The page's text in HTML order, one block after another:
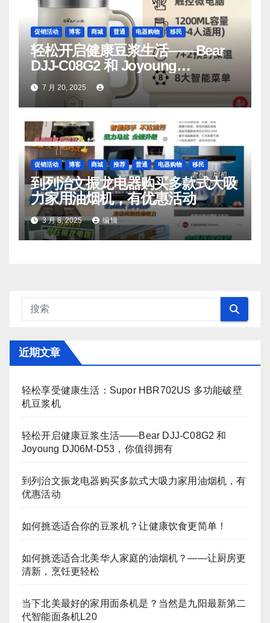
促销活动 博客 商城 普通 电器购物 移民
轻松开启健康豆浆生活——Bear
DJJ‑C08G2 和 Joyoung
DJ06M‑D53，你值得拥有
7 月 20, 2025
促销活动 博客 商城 推荐 普通 电器购物 移民
到列治文振龙电器购买多款式大吸
力家用油烟机，有优惠活动
3 月 8, 2025 编辑
近期文章
轻松享受健康生活：Supor HBR702US 多功能破壁
机豆浆机
轻松开启健康豆浆生活——Bear DJJ‑C08G2 和
Joyoung DJ06M‑D53，你值得拥有
到列治文振龙电器购买多款式大吸力家用油烟机，有
优惠活动
如何挑选适合你的豆浆机？让健康饮食更简单！
如何挑选适合北美华人家庭的油烟机？——让厨房更
清新，烹饪更轻松
当下北美最好的家用面条机是？当然是九阳最新第二
代智能面条机L20